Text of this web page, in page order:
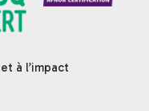
à l’impact